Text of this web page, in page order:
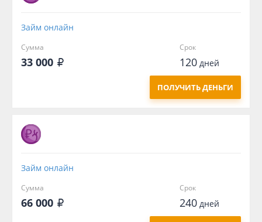
Займ онлайн
Сумма
33 000
Срок
120дней
ПОЛУЧИТЬ ДЕНЬГИ
Займ онлайн
Сумма
66 000
Срок
240дней